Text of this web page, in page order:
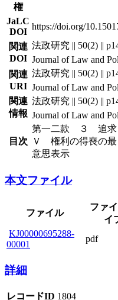
権
JaLC
DOI
https://doi.org/
関連
DOI
法政研究 || 50(2) ||
Journal of Law and
関連
URI
法政研究 || 50(2) ||
Journal of Law and
関連
情報
法政研究 || 50(2) ||
Journal of Law and
目次
第一二款 ３ 追求
Ｖ 権利の得喪の
意思表示
本文ファイル
ファイル
ファ
イ
KJ00000695288-
00001
pdf
詳細
レコードID 1804